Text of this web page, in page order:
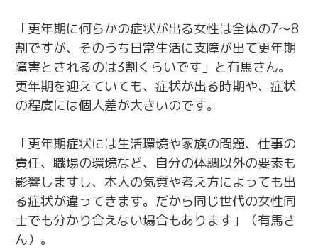
「更年期に何らかの症状が出る女性は全体の7～8
割ですが、そのうち日常生活に支障が出て更年期
障害とされるのは3割くらいです」と有馬さん。
更年期を迎えていても、症状が出る時期や、症状
の程度には個人差が大きいのです。
「更年期症状には生活環境や家族の問題、仕事の
責任、職場の環境など、自分の体調以外の要素も
影響しますし、本人の気質や考え方によっても出
る症状が違ってきます。だから同じ世代の女性同
士でも分かり合えない場合もあります」（有馬さ
ん）。